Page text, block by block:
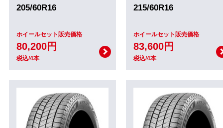
205/60R16
ホイールセット販売価格
80,200円
税込/4本
215/60R16
ホイールセット販売価格
83,600円
税込/4本